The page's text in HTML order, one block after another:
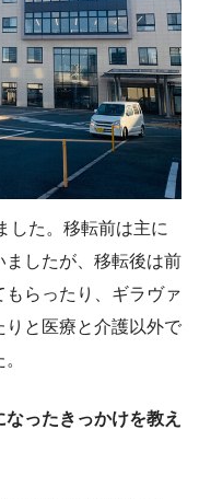
した。移転前は主に
ましたが、移転後は前
らったり、ギラヴァ
りと医療と介護以外で
ったきっかけを教え